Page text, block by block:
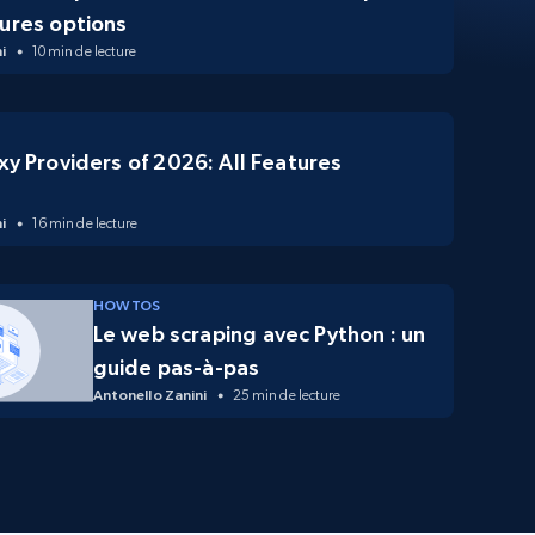
options
10 min de lecture
Providers of 2026: All Features
16 min de lecture
HOW TOS
Le web scraping avec Python : un
guide pas-à-pas
Antonello Zanini 25 min de lecture